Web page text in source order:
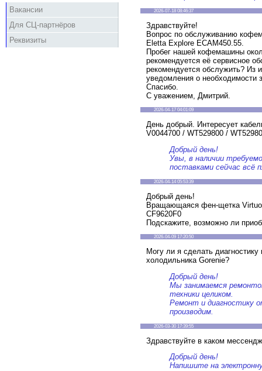
Вакансии
Для СЦ-партнёров
Реквизиты
2026-07-18 08:46:37
Здравствуйте!
Вопрос по обслуживанию
Eletta Explore ECAM450.55.
Пробег нашей кофемашины
рекомендуется её сервисное
рекомендуется обслужить? Из
уведомления о необходимости
Спасибо.
С уважением, Дмитрий.
2026-04-17 04:01:09
День добрый. Интересует
V0044700 / WT529800 /
Добрый день!
Увы, в наличии
поставками сейчас всё
2026-04-14 05:53:39
Добрый день!
Вращающаяся фен-щетка
CF9620F0
Подскажите, возможно ли
2026-04-09 17:20:50
Могу ли я сделать
холодильника Gorenie?
Добрый день!
Мы занимаемся
техники целиком.
Ремонт и диагностику
производим.
2026-03-30 17:39:55
Здравствуйте в каком
Добрый день!
Напишите на